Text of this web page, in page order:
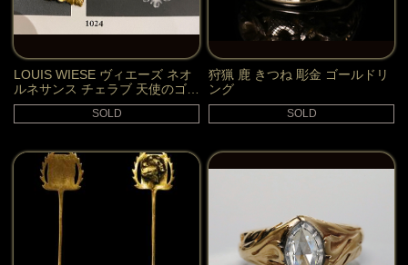
LOUIS WIESE ヴィエーズ ネオ
ルネサンス チェラブ 天使のゴー
ルド ブローチ
SOLD
狩猟 鹿 きつね 彫金 ゴールドリ
ング
SOLD